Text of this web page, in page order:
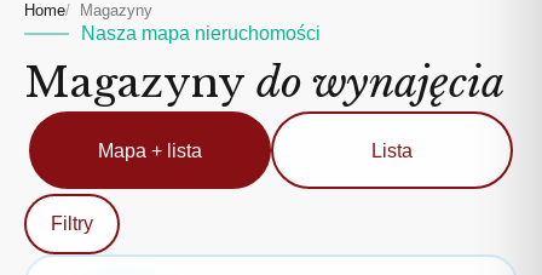
Home Magazyny
Nasza mapa nieruchomości
Magazyny do wynajęcia
Mapa + lista Lista
Filtry